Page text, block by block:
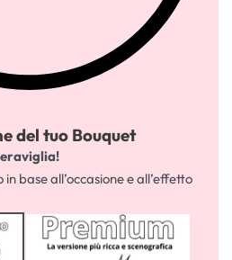
del tuo Bouquet
base all’occasione e all’effetto